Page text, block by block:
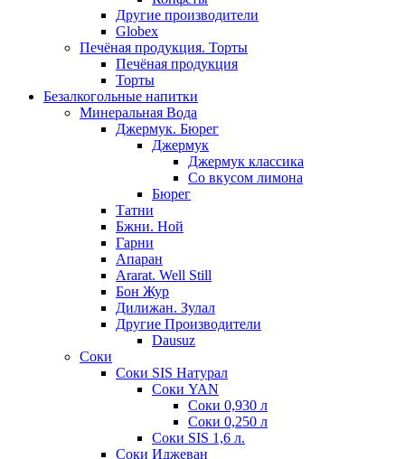
Другие производители
Globex
Печёная продукция. Торты
Печёная продукция
Торты
Безалкогольные напитки
Минеральная Вода
Джермук. Бюрег
Джермук
Джермук классика
Со вкусом лимона
Бюрег
Татни
Бжни. Ной
Гарни
Апаран
Ararat. Well Still
Бон Жур
Дилижан. Зулал
Другие Производители
Dausuz
Соки
Соки SIS Натурал
Соки YAN
Соки 0,930 л
Соки 0,250 л
Соки SIS 1,6 л.
Соки Иджеван